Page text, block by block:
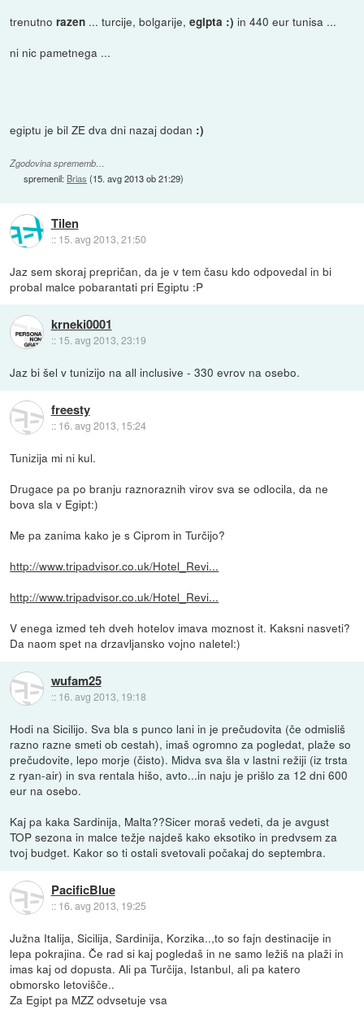
trenutnorazen ... turcije, bolgarije,egipta :) in 440 eur tunisa ...
ni nic pametnega ...
egiptu je bil ZE dva dni nazaj dodan :)
Zgodovina sprememb…
spremenil: Brias (15. avg 2013 ob 21:29)
Tilen
:: 15. avg 2013, 21:50
Jaz sem skoraj prepričan, da je v tem času kdo odpovedal in bi
probal malce pobarantati pri Egiptu :P
krneki0001
:: 15. avg 2013, 23:19
Jaz bi šel v tunizijo na all inclusive - 330 evrov na osebo.
freesty
:: 16. avg 2013, 15:24
Tunizija mi ni kul.
Drugace pa po branju raznoraznih virov sva se odlocila, da ne
bova sla v Egipt:)
Me pa zanima kako je s Ciprom in Turčijo?
http://www.tripadvisor.co.uk/Hotel_Revi...
http://www.tripadvisor.co.uk/Hotel_Revi...
V enega izmed teh dveh hotelov imava moznost it. Kaksni nasveti?
Da naom spet na drzavljansko vojno naletel:)
wufam25
:: 16. avg 2013, 19:18
Hodi na Sicilijo. Sva bla s punco lani in je prečudovita (če odmisliš
razno razne smeti ob cestah), imaš ogromno za pogledat, plaže so
prečudovite, lepo morje (čisto). Midva sva šla v lastni režiji (iz trsta
z ryan-air) in sva rentala hišo, avto...in naju je prišlo za 12 dni 600
eur na osebo.
Kaj pa kaka Sardinija, Malta??Sicer moraš vedeti, da je avgust
TOP sezona in malce težje najdeš kako eksotiko in predvsem za
tvoj budget. Kakor so ti ostali svetovali počakaj do septembra.
PacificBlue
:: 16. avg 2013, 19:25
Južna Italija, Sicilija, Sardinija, Korzika..,to so fajn destinacije in
lepa pokrajina. Če rad si kaj pogledaš in ne samo ležiš na plaži in
imas kaj od dopusta. Ali pa Turčija, Istanbul, ali pa katero
obmorsko letovišče..
Za Egipt pa MZZ odvsetuje vsa